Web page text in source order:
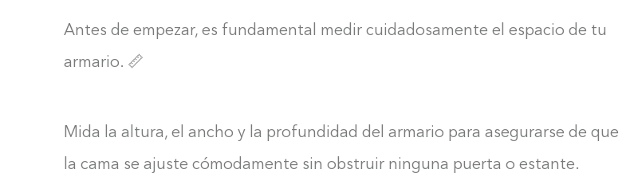
Antes de empezar, es fundamental medir cuidadosamente el espacio de tu
armario. 📏
Mida la altura, el ancho y la profundidad del armario para asegurarse de que
la cama se ajuste cómodamente sin obstruir ninguna puerta o estante.